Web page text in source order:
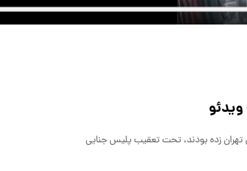
زده بودند، تحت‌ تعقیب پلیس جنایی